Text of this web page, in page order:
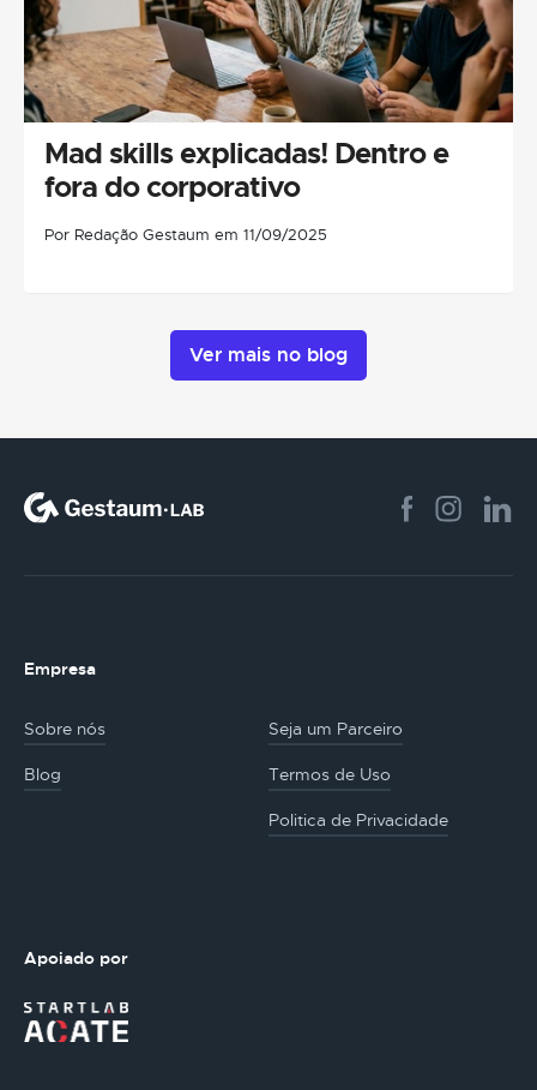
Mad skills explicadas! Dentro e
fora do corporativo
Por Redação Gestaum em 11/09/2025
Ver mais no blog
Empresa
Sobre nós Seja um Parceiro
Blog Termos de Uso
Politica de Privacidade
Apoiado por